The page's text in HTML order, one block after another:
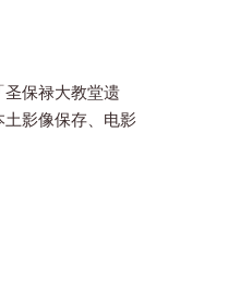
保禄大教堂遗
影像保存、电影